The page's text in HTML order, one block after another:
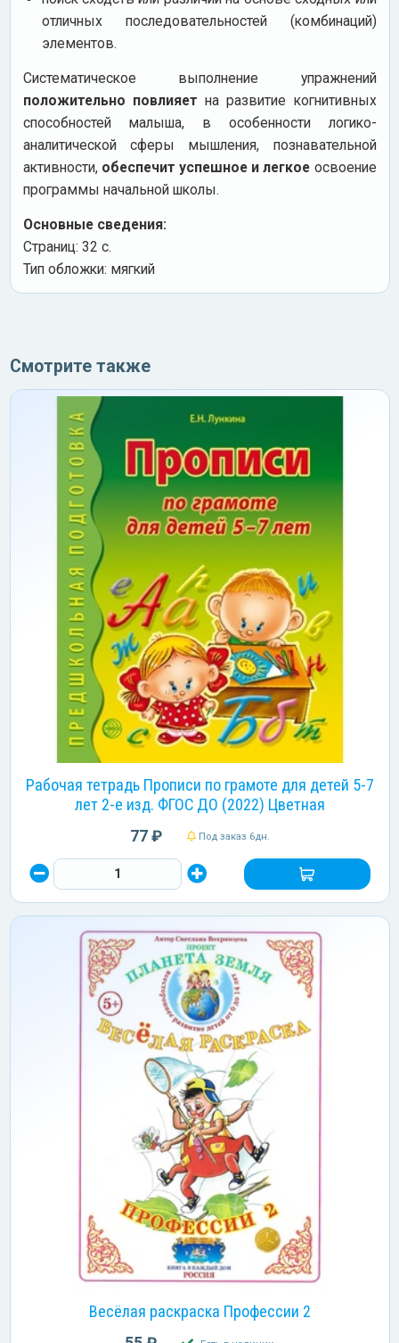
отличных последовательностей (комбинаций)
элементов.
Систематическое выполнение упражнений
положительно повлияет на развитие когнитивных
способностей малыша, в особенности логико-
аналитической сферы мышления, познавательной
активности, обеспечит успешное и легкое освоение
программы начальной школы.
Основные сведения:
Страниц: 32 c.
Тип обложки: мягкий
Смотрите также
Рабочая тетрадь Прописи по грамоте для детей 5-7
лет 2-е изд. ФГОС ДО (2022) Цветная
77 ₽ Под заказ 6дн.
Весёлая раскраска Профессии 2